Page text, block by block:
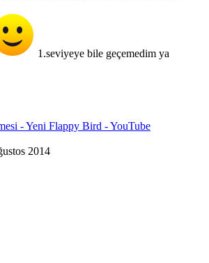
1.seviyeye bile geçemedim ya
- Yeni Flappy Bird - YouTube
2014